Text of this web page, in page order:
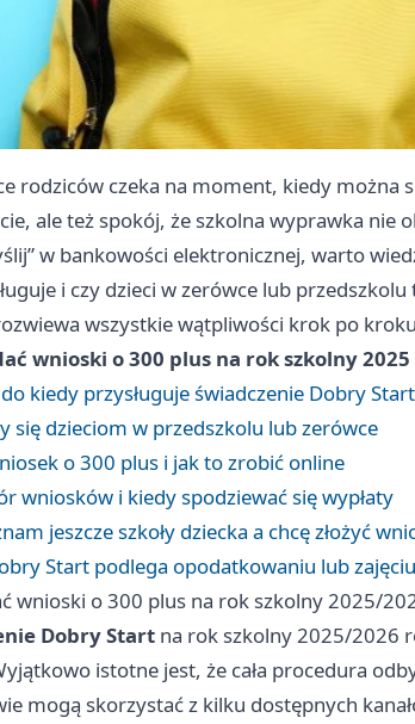
rodziców czeka na moment, kiedy można
ale też spokój, że szkolna wyprawka nie
w bankowości elektronicznej, warto
i czy dzieci w zerówce lub
wszystkie wątpliwości krok po
wnioski o 300 plus na rok szkolny 2025
kiedy przysługuje świadczenie Dobry
się dzieciom w przedszkolu lub zerówce
o 300 plus i jak to zrobić online
wniosków i kiedy spodziewać się wypłaty
jeszcze szkoły dziecka a chcę złożyć
Start podlega opodatkowaniu lub
wnioski o 300 plus na rok szkolny 2025/
Dobry Start na rok szkolny 2025/2026
istotne jest, że cała procedura
mogą skorzystać z kilku dostępnych